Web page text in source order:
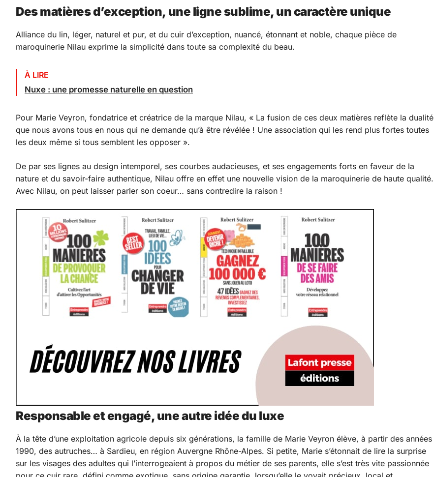
Des matières d’exception, une ligne sublime, un caractère unique
Alliance du lin, léger, naturel et pur, et du cuir d’exception, nuancé, étonnant et noble, chaque pièce de
maroquinerie Nilau exprime la simplicité dans toute sa complexité du beau.
À LIRE
Nuxe : une promesse naturelle en question
Pour Marie Veyron, fondatrice et créatrice de la marque Nilau, « La fusion de ces deux matières reflète la dualité
que nous avons tous en nous qui ne demande qu’à être révélée ! Une association qui les rend plus fortes toutes
les deux même si tous semblent les opposer ».
De par ses lignes au design intemporel, ses courbes audacieuses, et ses engagements forts en faveur de la
nature et du savoir-faire authentique, Nilau offre en effet une nouvelle vision de la maroquinerie de haute qualité.
Avec Nilau, on peut laisser parler son coeur… sans contredire la raison !
Responsable et engagé, une autre idée du luxe
À la tête d’une exploitation agricole depuis six générations, la famille de Marie Veyron élève, à partir des années
1990, des autruches… à Sardieu, en région Auvergne Rhône-Alpes. Si petite, Marie s’étonnait de lire la surprise
sur les visages des adultes qui l’interrogeaient à propos du métier de ses parents, elle s’est très vite passionnée